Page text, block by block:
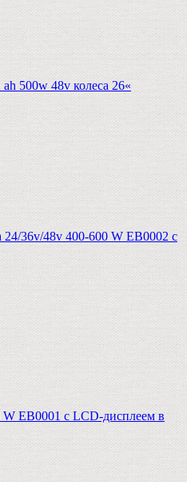
500w 48v колеса 26«
24/36v/48v 400-600 W EB0002 с
EB0001 с LCD-дисплеем в